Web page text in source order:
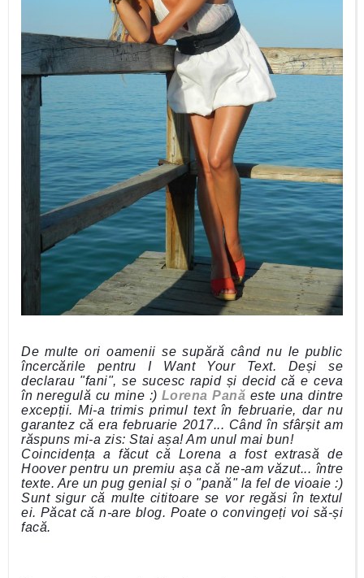
De multe ori oamenii se supără când nu le public
încercările pentru I Want Your Text. Deși se
declarau "fani", se sucesc rapid și decid că e ceva
în neregulă cu mine :) Lorena Pană este una dintre
excepții. Mi-a trimis primul text în februarie, dar nu
garantez că era februarie 2017... Când în sfârșit am
răspuns mi-a zis: Stai așa! Am unul mai bun!
Coincidența a făcut că Lorena a fost extrasă de
Hoover pentru un premiu așa că ne-am văzut... între
texte. Are un pug genial și o "pană" la fel de vioaie :)
Sunt sigur că multe cititoare se vor regăsi în textul
ei. Păcat că n-are blog. Poate o convingeți voi să-și
facă.